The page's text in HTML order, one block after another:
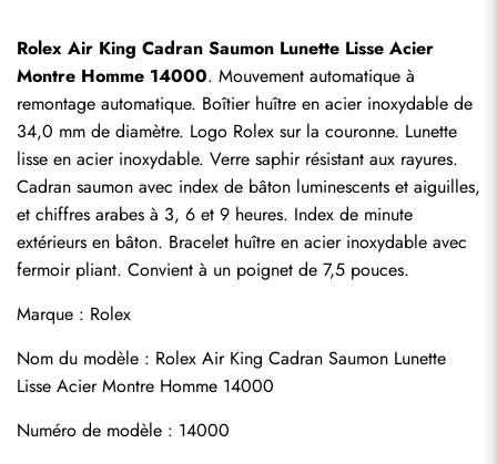
Rolex Air King Cadran Saumon Lunette Lisse Acier
Montre Homme 14000. Mouvement automatique à
remontage automatique. Boîtier huître en acier inoxydable de
34,0 mm de diamètre. Logo Rolex sur la couronne. Lunette
lisse en acier inoxydable. Verre saphir résistant aux rayures.
Cadran saumon avec index de bâton luminescents et aiguilles,
et chiffres arabes à 3, 6 et 9 heures. Index de minute
extérieurs en bâton. Bracelet huître en acier inoxydable avec
fermoir pliant. Convient à un poignet de 7,5 pouces.
Marque : Rolex
Nom du modèle : Rolex Air King Cadran Saumon Lunette
Lisse Acier Montre Homme 14000
Numéro de modèle : 14000